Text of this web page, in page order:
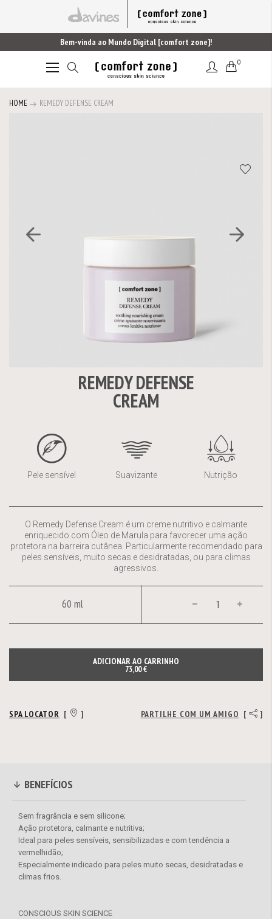
Bem-vinda ao Mundo Digital [comfort zone]!
Alternar
0
HOME REMEDY DEFENSE CREAM
REMEDY DEFENSE
CREAM
Pele sensível Suavizante Nutrição
O Remedy Defense Cream é um creme nutritivo e calmante
enriquecido com Óleo de Marula para favorecer uma ação
protetora na barreira cutânea. Particularmente recomendado para
peles sensíveis, muito secas e desidratadas, ou para climas
agressivos.
ADICIONAR AO CARRINHO
73,00 €
60 ml
SPA LOCATOR [ ] PARTILHE COM UM AMIGO [ ]
BENEFÍCIOS
Sem fragrância e sem silicone;
Ação protetora, calmante e nutritiva;
Ideal para peles sensíveis, sensibilizadas e com tendência a
vermelhidão;
Especialmente indicado para peles muito secas, desidratadas e
climas frios.
CONSCIOUS SKIN SCIENCE